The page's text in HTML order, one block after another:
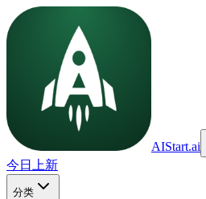
AIStart.ai
今日上新
分类